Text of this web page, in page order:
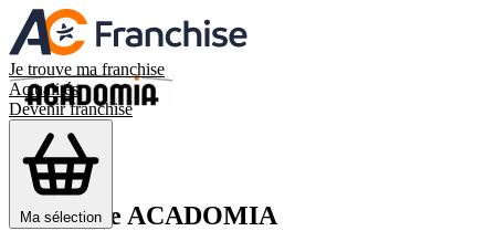
Je trouve ma franchise
Actualités
Devenir franchisé
Ma sélection
Franchise ACADOMIA